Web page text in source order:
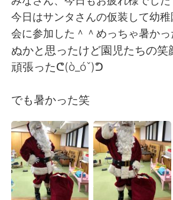
Français
English
繁體中文
العربية Deutsch
日本語 한국어
Русский ไทย
今日はサンタさんの仮装して幼
会に参加した＾＾めっちゃ暑か
ぬかと思ったけど園児たちの笑
頑張ったᕦ(ò_óˇ)ᕤ
でも暑かった笑